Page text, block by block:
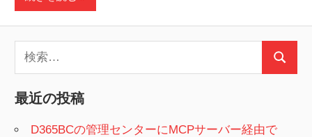
索:
検
最近の投稿
D365BCの管理センターにMCPサーバー経由で